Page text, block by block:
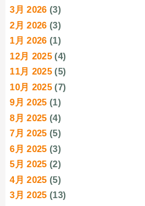
3月 2026 (3)
2月 2026 (3)
1月 2026 (1)
12月 2025 (4)
11月 2025 (5)
10月 2025 (7)
9月 2025 (1)
8月 2025 (4)
7月 2025 (5)
6月 2025 (3)
5月 2025 (2)
4月 2025 (5)
3月 2025 (13)